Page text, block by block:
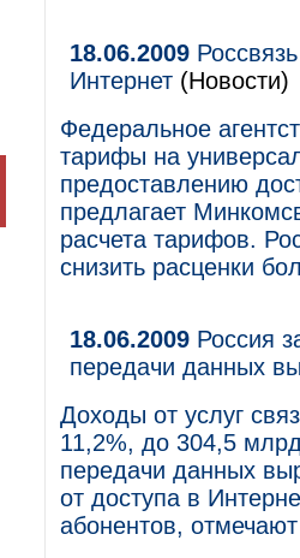
18.06.2009
Интернет (Новости)
Федеральное
тарифы на
предоставлению
предлагает
расчета тарифов.
снизить расценки
18.06.2009 Россия
передачи данных
Доходы от услуг
11,2%, до 304,5
передачи данных
от доступа в
абонентов,